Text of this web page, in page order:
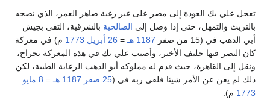
تعجل علي بك العودة إلى مصر على غير رغبة ضاهر العمر، الذي نصحه
بالتريث والتمهل، حتى إذا وصل إلى الصالحية بالشرقية، التقى بجيش
أبي الدهب في (15 من صفر
1187 هـ = 26 أبريل 1773 م) في معركة
كان النصر فيها حليف الأخير، وأصيب علي بك في هذه المعركة بجراح،
ونقل إلى القاهرة، حيث قدم له مملوكه أبو الدهب الرعاية الطبية، لكن
ذلك لم يغن عن الأمر شيئا فلقي ربه في (25 صفر 1187 هـ = 8 مايو
1773 م).